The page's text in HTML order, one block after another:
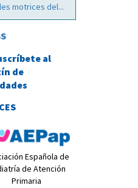
motrices del...
al
de
Española de
de Atención
Primaria